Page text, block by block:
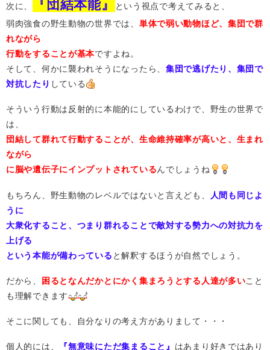
次に、 『団結本能』
という視点で考えてみると、
弱肉強食の野生動物の世界では、 単体で弱い動物ほど、集団で群
れながら
行動をすることが基本ですよね。
そして、何かに襲われそうになったら、 集団で逃げたり、集団で
対抗したり している
そういう行動は反射的に本能的にしているわけで、野生の世界で
は、
団結して群れて行動することが、生命維持確率が高いと、生まれ
ながら
に脳や遺伝子にインプットされているんでしょうね
もちろん、野生動物のレベルではないと言えども、 人間も同じよ
うに
大衆化すること、つまり群れることで敵対する勢力への対抗力を
上げる
という本能が備わっている と解釈するほうが自然でしょう。
だから、 困るとなんだかとにかく集まろうとする人達が多いこと
も理解できます
そこに関しても、自分なりの考え方がありまして・・・
個人的には、 『無意味にただ集まること』 はあまり好きではあり